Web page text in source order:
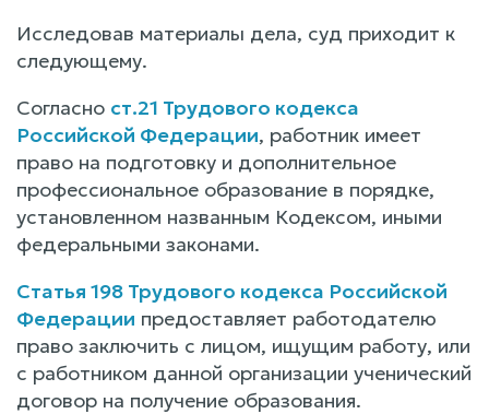
Исследовав материалы дела, суд приходит к
следующему.
Согласно ст.21 Трудового кодекса
Российской Федерации, работник имеет
право на подготовку и дополнительное
профессиональное образование в порядке,
установленном названным Кодексом, иными
федеральными законами.
Статья 198 Трудового кодекса Российской
Федерации предоставляет работодателю
право заключить с лицом, ищущим работу, или
с работником данной организации ученический
договор на получение образования.